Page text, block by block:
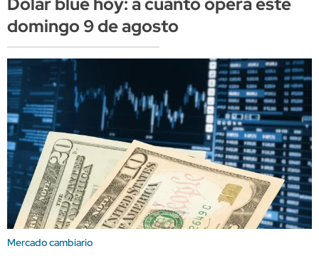
domingo 9 de agosto
Mercado cambiario